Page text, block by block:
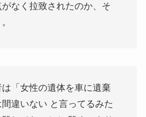
なく拉致されたのか、そ
「女性の遺体を車に遺棄
間違いない と言ってるみた